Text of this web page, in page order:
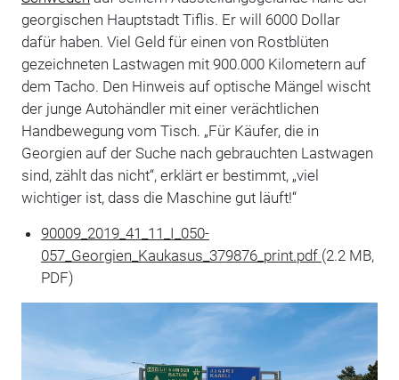
georgischen Hauptstadt Tiflis. Er will 6000 Dollar
dafür haben. Viel Geld für einen von Rostblüten
gezeichneten Lastwagen mit 900.000 Kilometern auf
dem Tacho. Den Hinweis auf optische Mängel wischt
der junge Autohändler mit einer verächtlichen
Handbewegung vom Tisch. „Für Käufer, die in
Georgien auf der Suche nach gebrauchten Lastwagen
sind, zählt das nicht“, erklärt er bestimmt, „viel
wichtiger ist, dass die Maschine gut läuft!“
90009_2019_41_11_I_050-
057_Georgien_Kaukasus_379876_print.pdf (2.2 MB,
PDF)